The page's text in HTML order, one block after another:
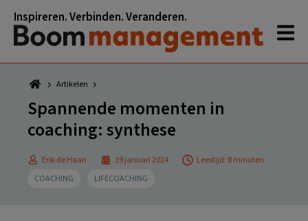
naar
hoofdnavigatie
naar
hoofd
inhoud
naar
eerste
sidebar
naar
voettekst
Inspireren. Verbinden. Veranderen.
Artikelen
Spannende momenten in
coaching: synthese
Erik de Haan 19 januari 2024
Leestijd: 8 minuten
COACHING
LIFECOACHING